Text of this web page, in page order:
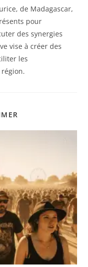
de Madagascar,
pour
des synergies
vise à créer des
les